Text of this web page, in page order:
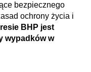
bezpiecznego
ochrony życia i
BHP jest
wypadków w